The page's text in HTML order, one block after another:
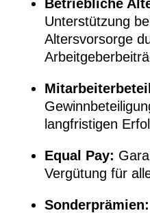
Betriebliche
Unterstützung
Altersvorsorge
langfristigen
Equal Pay:
Vergütung für
Sonderprämien: